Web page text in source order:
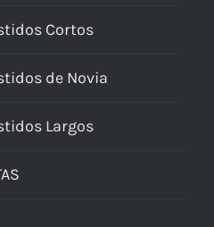
Cortos
de Novia
Largos